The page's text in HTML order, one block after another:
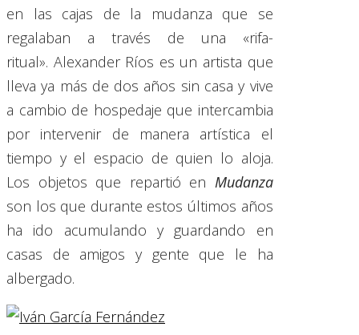
en las cajas de la mudanza que se
regalaban a través de una «rifa-
ritual». Alexander Ríos es un artista que
lleva ya más de dos años sin casa y vive
a cambio de hospedaje que intercambia
por intervenir de manera artística el
tiempo y el espacio de quien lo aloja.
Los objetos que repartió en Mudanza
son los que durante estos últimos años
ha ido acumulando y guardando en
casas de amigos y gente que le ha
albergado.